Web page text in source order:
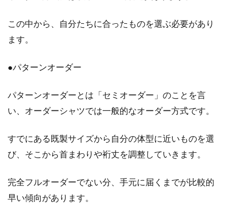
春は、シャツを合わせたレディースコーデが最
も映える季節かもしれません。春らしいふんわ
この中から、自分たちに合ったものを選ぶ必要があり
ます。
●パターンオーダー
パターンオーダーとは「セミオーダー」のことを言
い、オーダーシャツでは一般的なオーダー方式です。
すでにある既製サイズから自分の体型に近いものを選
び、そこから首まわりや裄丈を調整していきます。
完全フルオーダーでない分、手元に届くまでが比較的
早い傾向があります。